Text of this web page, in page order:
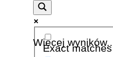
Więcej
Exact